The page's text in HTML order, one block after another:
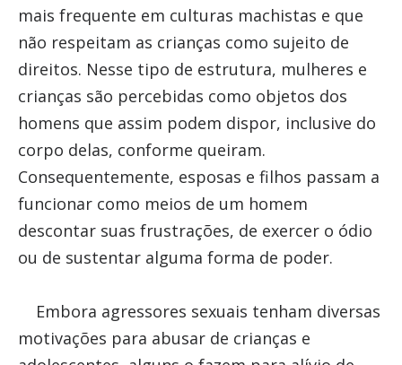
mais frequente em culturas machistas e que
não respeitam as crianças como sujeito de
direitos. Nesse tipo de estrutura, mulheres e
crianças são percebidas como objetos dos
homens que assim podem dispor, inclusive do
corpo delas, conforme queiram.
Consequentemente, esposas e filhos passam a
funcionar como meios de um homem
descontar suas frustrações, de exercer o ódio
ou de sustentar alguma forma de poder.
Embora agressores sexuais tenham diversas
motivações para abusar de crianças e